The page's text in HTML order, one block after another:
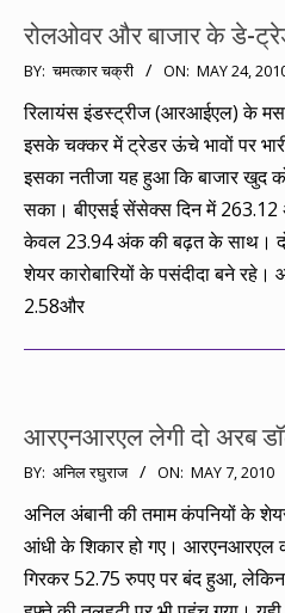
रोलओवर और बाजार के डे-
2010-
05-
BY: चमत्कार चक्री ON: MAY 24,
रिलायंस इंडस्ट्रीज (आरआईएल) के
इसके चक्कर में ट्रेडर ऊंचे भावों पर
इसका नतीजा यह हुआ कि बाजार खुद
सका। बीएसई सेंसेक्स दिन में
केवल 23.94 अंक की बढ़त के साथ।
शेयर कारोबारियों के पसंदीदा बने
2.58और
आरएनआरएल लेगी दो अरब
2010-
05-
07
BY: अनिल रघुराज ON: MAY 7, 2010
अनिल अंबानी की तमाम कंपनियों के
आंधी के शिकार हो गए। आरएनआरएल
गिरकर 52.75 रुपए पर बंद हुआ,